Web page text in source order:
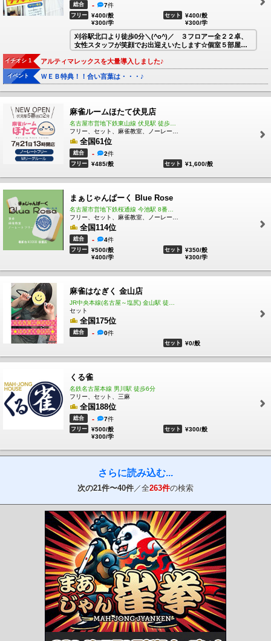
総合 - 7件
フリー
¥400/般
¥300/学
セット
¥400/般
¥300/学
刈谷駅北口より徒歩0分＼(^o^)／ ３フロアー全２２卓、
女性スタッフが笑顔でお出迎えいたします☆個室５部屋☆
グループルーム３部屋☆女性専用パウダールーム完備
最新式自動配牌卓＋個室＋割安料金で、楽しいひと時をお
楽しみください。
皆様のお越しを心よりお待ち申し上げておりますm(__)m
イチオシ 1 アルティマレックスを大量導入しました♪
イベント ＷＥＢ特典！！合い言葉は・・・♪
麻雀ルームほたて伏見店
全国61位
総合 - 2件
フリー ¥485/般 セット ¥1,600/般
まぁじゃんぱーく Blue Rose
全国114位
総合 - 4件
フリー
¥500/般
¥400/学
セット
¥350/般
¥300/学
麻雀はなぎく 金山店
セット
全国175位
総合 - 0件
セット ¥0/般
くる雀
名鉄名古屋本線 男川駅 徒歩6分
フリー、セット、三麻
全国188位
総合 - 7件
フリー
¥500/般
¥300/学
セット ¥300/般
さらに読み込む...
次の21件〜40件／全263件の検索